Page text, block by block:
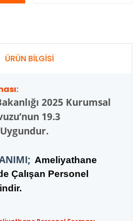
ÜRÜN BİLGİSİ
2025 Kurumsal
19.3
Ameliyathane
Çalışan Personel